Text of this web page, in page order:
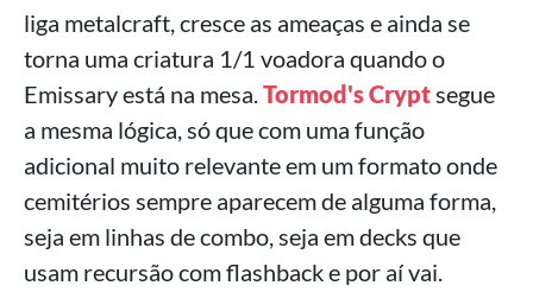
liga metalcraft, cresce as ameaças e ainda se
torna uma criatura 1/1 voadora quando o
Emissary está na mesa.Tormod's Cryptsegue
a mesma lógica, só que com uma função
adicional muito relevante em um formato onde
cemitérios sempre aparecem de alguma forma,
seja em linhas de combo, seja em decks que
usam recursão com flashback e por aí vai.